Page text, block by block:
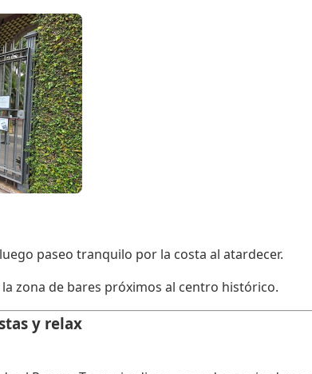
paseo tranquilo por la costa al atardecer.
zona de bares próximos al centro histórico.
y relax